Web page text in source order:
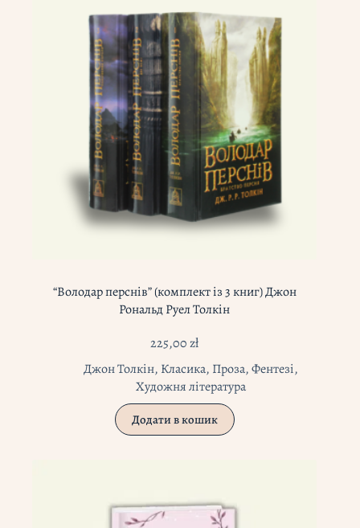
“Володар перснів” (комплект із 3 книг) Джон
Рональд Руел Толкін
225,00zł
Джон Толкін, Класика, Проза,Фентезі,
Художня література
Додати в кошик